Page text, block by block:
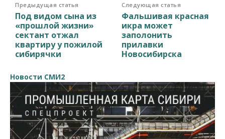
Предыдущая статья
Под видом сына из
«прошлой жизни»
сектант отжал
квартиру у пожилой
сибирячки
Следующая статья
Фальшивая красная
икра может
заполонить
прилавки
Новосибирска
Новости СМИ2